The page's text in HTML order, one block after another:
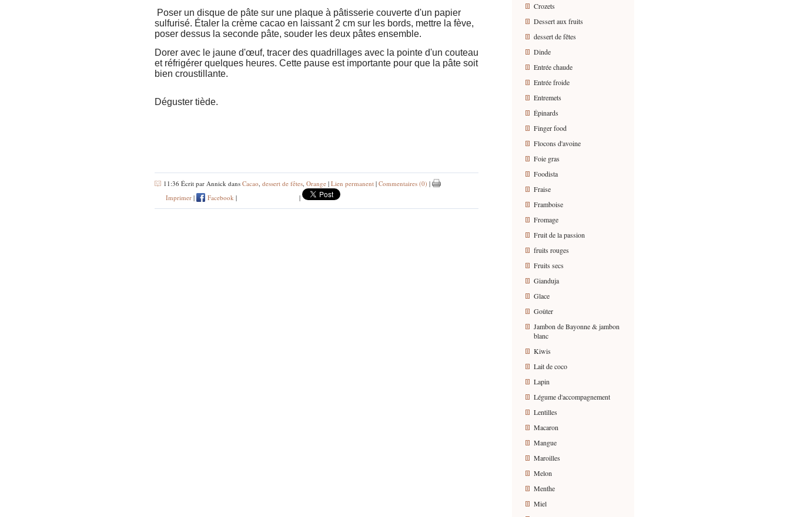
Crozets
Dessert aux fruits
dessert de fêtes
Dinde
Entrée chaude
Entrée froide
Entremets
Épinards
Finger food
Flocons d'avoine
Foie gras
Foodista
Fraise
Framboise
Fromage
Fruit de la passion
fruits rouges
Fruits secs
Gianduja
Glace
Goûter
Jambon de Bayonne & jambon
blanc
Kiwis
Lait de coco
Lapin
Légume d'accompagnement
Lentilles
Macaron
Mangue
Maroilles
Melon
Menthe
Miel
Poser un disque de pâte sur une plaque à pâtisserie couverte d'un papier
sulfurisé. Étaler la crème cacao en laissant 2 cm sur les bords, mettre la fève,
poser dessus la seconde pâte, souder les deux pâtes ensemble.
Dorer avec le jaune d'œuf, tracer des quadrillages avec la pointe d'un couteau
et réfrigérer quelques heures. Cette pause est importante pour que la pâte soit
bien croustillante.
Déguster tiède.
11:36 Écrit par Annick dans Cacao, dessert de fêtes, Orange | Lien permanent | Commentaires (0) |
Imprimer | Facebook | |